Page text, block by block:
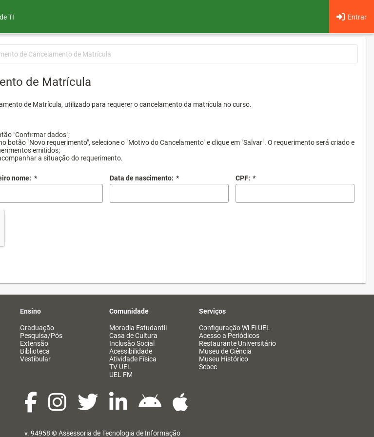
Entrar
TI
de Cancelamento de Matrícula
de Matrícula
de Matrícula, utilizado para requerer o cancelamento da matrícula no curso.
"Confirmar dados";
botão "Novo requerimento", selecione o "Motivo do Cancelamento" e clique em "Salvar". O requerimento será criado e
emitidos;
a situação do requerimento.
nome: * Data de nascimento: * CPF: *
Ensino
Graduação
Pesquisa/Pós
Extensão
Biblioteca
Vestibular
Comunidade
Moradia Estudantil
Casa de Cultura
Inclusão Social
Acessibilidade
Atividade Física
TV UEL
UEL FM
Serviços
Configuração Wi-Fi UEL
Acesso a Periódicos
Restaurante Universitário
Museu de Ciência
Museu Histórico
Sebec
v. 94958 ©Assessoria de Tecnologia de Informação